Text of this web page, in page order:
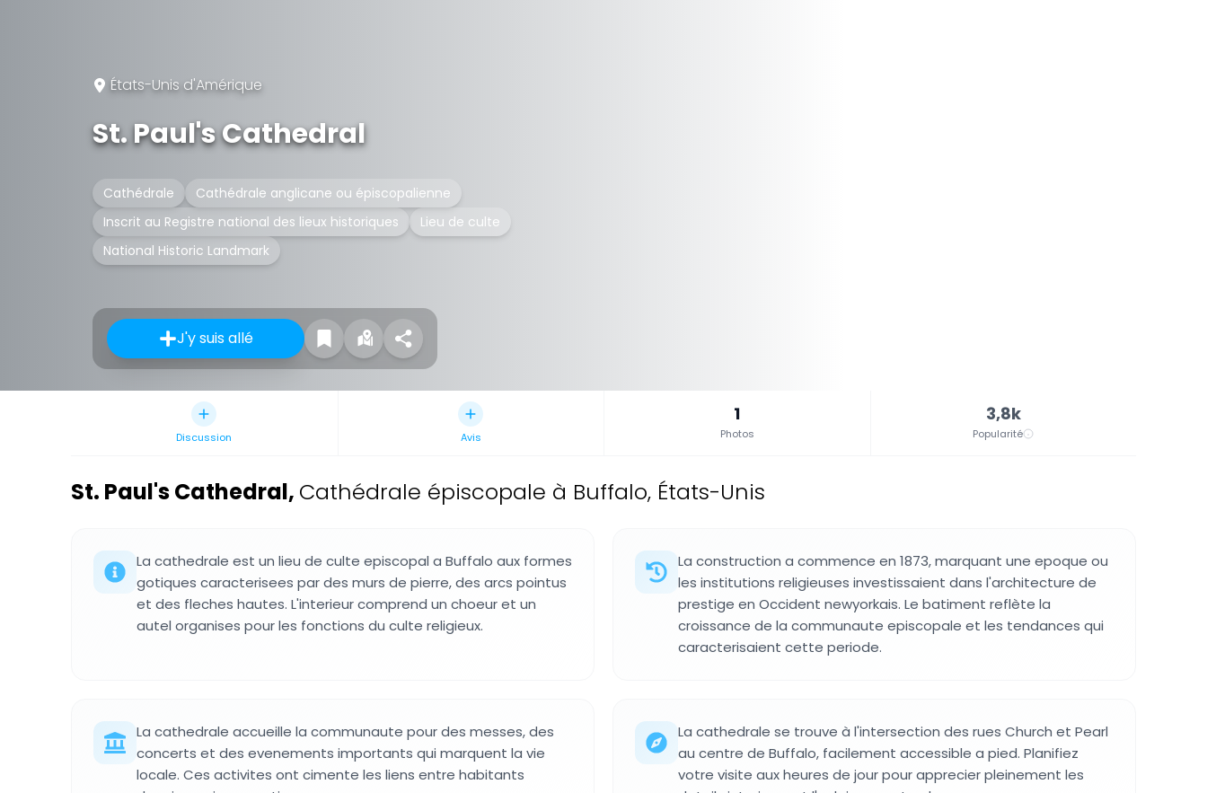
États-Unis d'Amérique
St. Paul's Cathedral
Cathédrale
Cathédrale anglicane ou épiscopalienne
Inscrit au Registre national des lieux historiques
Lieu de culte
National Historic Landmark
J'y suis allé
Discussion Avis
1
Photos
3,8k
Popularité
St. Paul's Cathedral, Cathédrale épiscopale à Buffalo, États-Unis
La cathedrale est un lieu de culte episcopal a Buffalo aux formes
gotiques caracterisees par des murs de pierre, des arcs pointus
et des fleches hautes. L'interieur comprend un choeur et un
autel organises pour les fonctions du culte religieux.
La construction a commence en 1873, marquant une epoque ou
les institutions religieuses investissaient dans l'architecture de
prestige en Occident newyorkais. Le batiment reflète la
croissance de la communaute episcopale et les tendances qui
caracterisaient cette periode.
La cathedrale accueille la communaute pour des messes, des
concerts et des evenements importants qui marquent la vie
locale. Ces activites ont cimente les liens entre habitants
La cathedrale se trouve à l'intersection des rues Church et Pearl
au centre de Buffalo, facilement accessible a pied. Planifiez
votre visite aux heures de jour pour apprecier pleinement les